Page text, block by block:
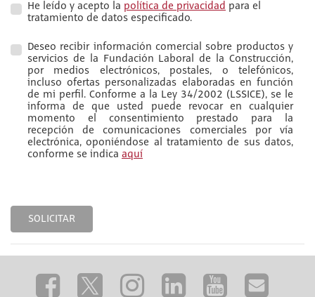
He leído y acepto la política de privacidad para el
tratamiento de datos especificado.
Deseo recibir información comercial sobre productos y
servicios de la Fundación Laboral de la Construcción,
por medios electrónicos, postales, o telefónicos,
incluso ofertas personalizadas elaboradas en función
de mi perfil. Conforme a la Ley 34/2002 (LSSICE), se le
informa de que usted puede revocar en cualquier
momento el consentimiento prestado para la
recepción de comunicaciones comerciales por vía
electrónica, oponiéndose al tratamiento de sus datos,
conforme se indica aquí
SOLICITAR